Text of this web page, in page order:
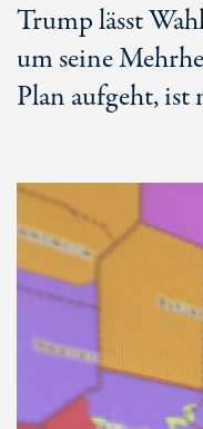
Trump lässt
um seine
Plan aufgeht, ist